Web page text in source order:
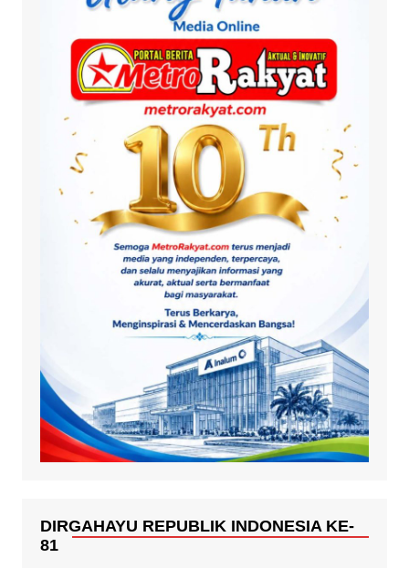
DIRGAHAYU REPUBLIK INDONESIA KE-
81